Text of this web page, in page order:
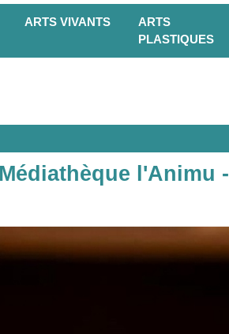
ARTS VIVANTS
ARTS
PLASTIQUES
l'Animu -